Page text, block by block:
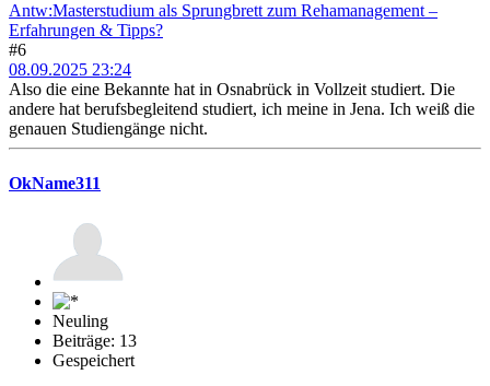
Antw:Masterstudium als Sprungbrett zum Rehamanagement –
Erfahrungen & Tipps?
#6
08.09.2025 23:24
Also die eine Bekannte hat in Osnabrück in Vollzeit studiert. Die
andere hat berufsbegleitend studiert, ich meine in Jena. Ich weiß die
genauen Studiengänge nicht.
OkName311
Neuling
Beiträge: 13
Gespeichert